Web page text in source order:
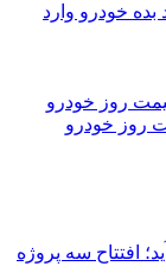
با سهمیه اقامت / ۸ میلیارد بده خودرو وارد
روز خودرو